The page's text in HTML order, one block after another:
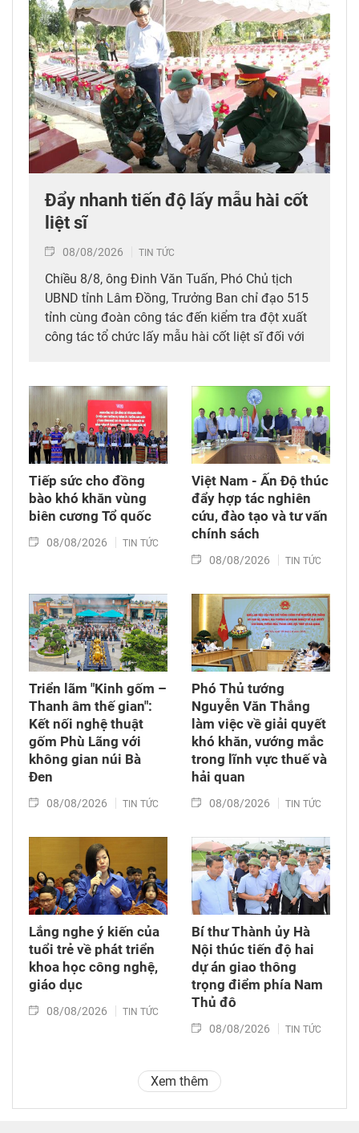
Đẩy nhanh tiến độ lấy mẫu hài cốt
liệt sĩ
08/08/2026 TIN TỨC
Chiều 8/8, ông Đinh Văn Tuấn, Phó Chủ tịch
UBND tỉnh Lâm Đồng, Trưởng Ban chỉ đạo 515
tỉnh cùng đoàn công tác đến kiểm tra đột xuất
công tác tổ chức lấy mẫu hài cốt liệt sĩ đối với
thời tặng quà cho cán bộ, chiến sĩ tham gia
công tác lấy mẫu tại đây.
Tiếp sức cho đồng
bào khó khăn vùng
biên cương Tổ quốc
08/08/2026 TIN TỨC
Việt Nam - Ấn Độ thúc
đẩy hợp tác nghiên
cứu, đào tạo và tư vấn
chính sách
08/08/2026 TIN TỨC
Triển lãm "Kinh gốm –
Thanh âm thế gian":
Kết nối nghệ thuật
gốm Phù Lãng với
không gian núi Bà
Đen
08/08/2026 TIN TỨC
Phó Thủ tướng
Nguyễn Văn Thắng
làm việc về giải quyết
khó khăn, vướng mắc
trong lĩnh vực thuế và
hải quan
08/08/2026 TIN TỨC
Lắng nghe ý kiến của
tuổi trẻ về phát triển
khoa học công nghệ,
giáo dục
08/08/2026 TIN TỨC
Bí thư Thành ủy Hà
Nội thúc tiến độ hai
dự án giao thông
trọng điểm phía Nam
Thủ đô
08/08/2026 TIN TỨC
Xem thêm